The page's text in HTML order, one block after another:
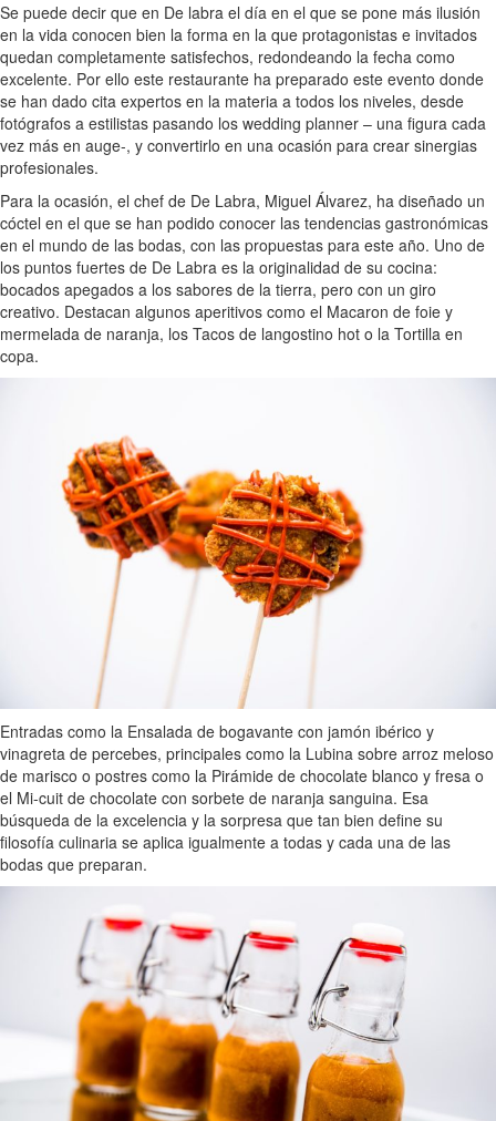
Se puede decir que en De labra el día en el que se pone más ilusión
en la vida conocen bien la forma en la que protagonistas e invitados
quedan completamente satisfechos, redondeando la fecha como
excelente. Por ello este restaurante ha preparado este evento donde
se han dado cita expertos en la materia a todos los niveles, desde
fotógrafos a estilistas pasando los wedding planner – una figura cada
vez más en auge-, y convertirlo en una ocasión para crear sinergias
profesionales.
Para la ocasión, el chef de De Labra, Miguel Álvarez, ha diseñado un
cóctel en el que se han podido conocer las tendencias gastronómicas
en el mundo de las bodas, con las propuestas para este año. Uno de
los puntos fuertes de De Labra es la originalidad de su cocina:
bocados apegados a los sabores de la tierra, pero con un giro
creativo. Destacan algunos aperitivos como el Macaron de foie y
mermelada de naranja, los Tacos de langostino hot o la Tortilla en
copa.
Entradas como la Ensalada de bogavante con jamón ibérico y
vinagreta de percebes, principales como la Lubina sobre arroz meloso
de marisco o postres como la Pirámide de chocolate blanco y fresa o
el Mi-cuit de chocolate con sorbete de naranja sanguina. Esa
búsqueda de la excelencia y la sorpresa que tan bien define su
filosofía culinaria se aplica igualmente a todas y cada una de las
bodas que preparan.